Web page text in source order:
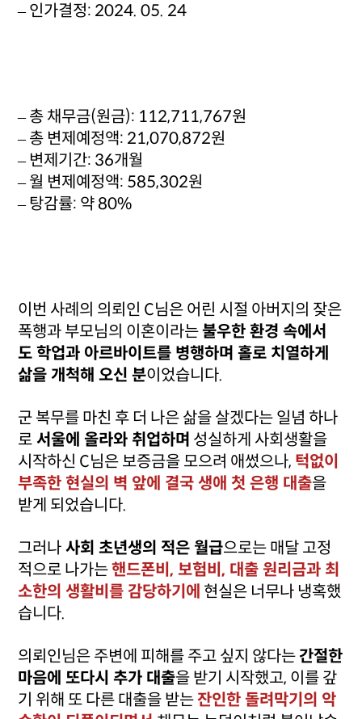
– 인가결정: 2024. 05. 24
– 총 채무금(원금): 112,711,767원
– 총 변제예정액: 21,070,872원
– 변제기간: 36개월
– 월 변제예정액: 585,302원
– 탕감률: 약 80%
이번 사례의 의뢰인 C님은 어린 시절 아버지의 잦은
폭행과 부모님의 이혼이라는불우한 환경 속에서
도 학업과 아르바이트를 병행하며 홀로 치열하게
삶을 개척해 오신 분이었습니다.
군 복무를 마친 후 더 나은 삶을 살겠다는 일념 하나
로 서울에 올라와 취업하며 성실하게 사회생활을
시작하신 C님은 보증금을 모으려 애썼으나, 턱없이
부족한 현실의 벽 앞에 결국 생애 첫 은행 대출을
받게 되었습니다.
그러나 사회 초년생의 적은 월급으로는 매달 고정
적으로 나가는핸드폰비, 보험비, 대출 원리금과 최
소한의 생활비를 감당하기에 현실은 너무나 냉혹했
습니다.
의뢰인님은 주변에 피해를 주고 싶지 않다는 간절한
마음에 또다시 추가 대출을 받기 시작했고, 이를 갚
기 위해 또 다른 대출을 받는잔인한 돌려막기의 악